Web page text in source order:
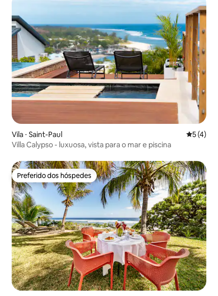
Vila ⋅ Saint-Paul 5 de
5 (4)
Villa Calypso - luxuosa, vista para o mar e piscina
Preferido dos hóspedes
Preferido dos hóspedes